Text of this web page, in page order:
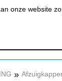
onze website
»